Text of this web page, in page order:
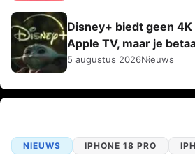
Disney+ biedt geen 4K
Apple TV, maar je
5 augustus 2026Nieuws
NIEUWS IPHONE 18 PRO